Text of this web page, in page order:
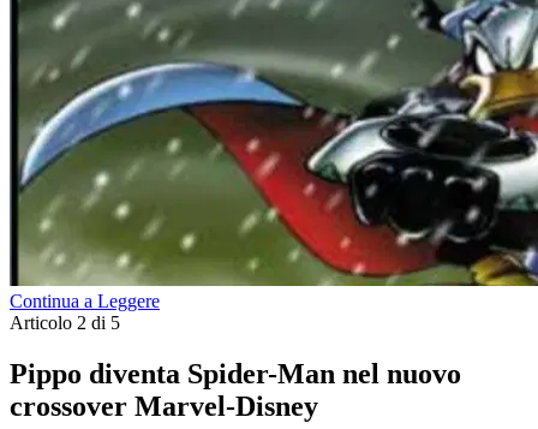
Continua a Leggere
Articolo 2 di 5
Pippo diventa Spider-Man nel nuovo
crossover Marvel-Disney